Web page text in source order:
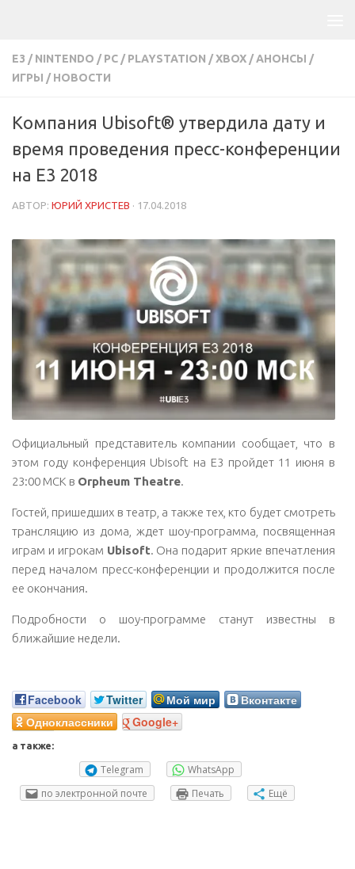
E3 / NINTENDO / PC / PLAYSTATION /XBOX /АНОНСЫ /
ИГРЫ / НОВОСТИ
Компания Ubisoft® утвердила дату и
время проведения пресс-конференции
на E3 2018
АВТОР: ЮРИЙ ХРИСТЕВ · 17.04.2018
Официальный представитель компании сообщает, что в
этом году конференция Ubisoft на E3 пройдет 11 июня в
23:00 МСК в Orpheum Theatre.
Гостей, пришедших в театр, а также тех, кто будет смотреть
трансляцию из дома, ждет шоу-программа, посвященная
играм и игрокам Ubisoft. Она подарит яркие впечатления
перед началом пресс-конференции и продолжится после
ее окончания.
Подробности о шоу-программе станут известны в
ближайшие недели.
Facebook Twitter Мой мир
Вконтакте
Одноклассники
Google+
а также:
Telegram
WhatsApp
по электронной почте
Печать Ещё